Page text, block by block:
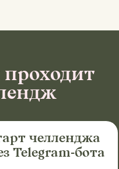
проходит
челленджа
Telegram-бота